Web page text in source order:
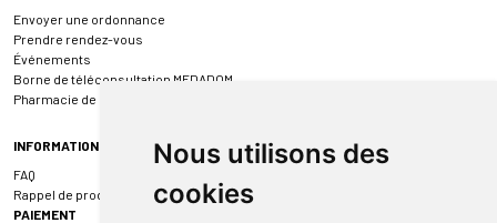
Nous utilisons des
cookies
Envoyer une ordonnance
Prendre rendez-vous
Événements
Borne de téléconsultation MEDADOM
Pharmacie de garde
INFORMATIONS
FAQ
Rappel de produit
PAIEMENT